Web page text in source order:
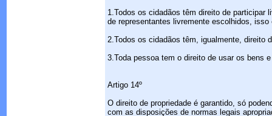
1.Todos os cidadãos têm direito de participar
de representantes livremente escolhidos,
2.Todos os cidadãos têm, igualmente, direito
3.Toda pessoa tem o direito de usar os bens
Artigo 14º
O direito de propriedade é garantido, só
com as disposições de normas legais